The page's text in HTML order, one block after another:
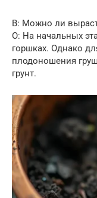
В: Можно ли
О: На начальных
горшках. Однако
плодоношения
грунт.